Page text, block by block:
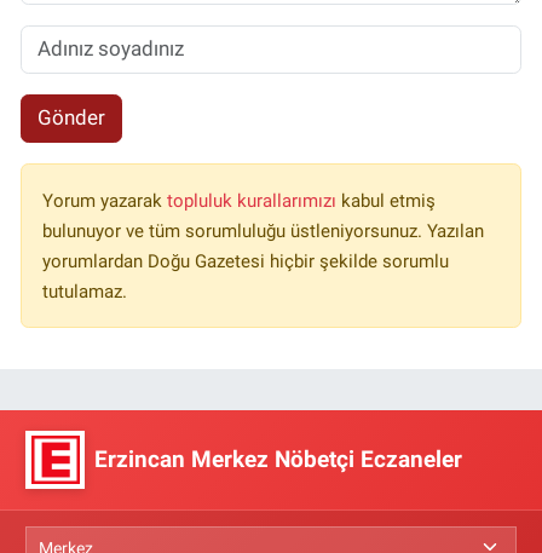
Gönder
Yorum yazarak topluluk kurallarımızı kabul etmiş
bulunuyor ve tüm sorumluluğu üstleniyorsunuz. Yazılan
yorumlardan Doğu Gazetesi hiçbir şekilde sorumlu
tutulamaz.
Erzincan Merkez Nöbetçi Eczaneler